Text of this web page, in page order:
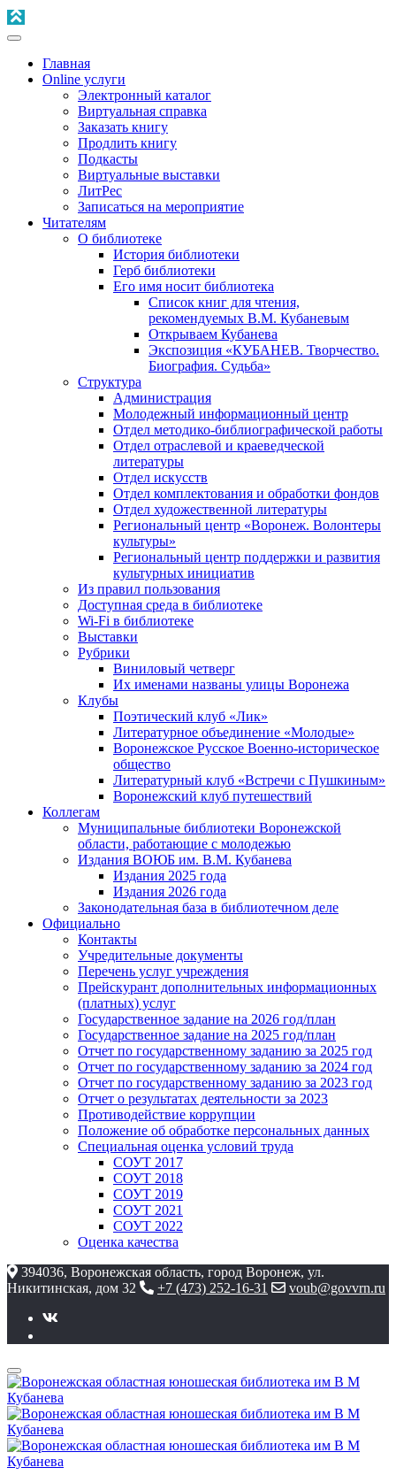
Главная
Online услуги
Электронный каталог
Виртуальная справка
Заказать книгу
Продлить книгу
Подкасты
Виртуальные выставки
ЛитРес
Записаться на мероприятие
Читателям
О библиотеке
История библиотеки
Герб библиотеки
Его имя носит библиотека
Список книг для чтения,
рекомендуемых В.М. Кубаневым
Открываем Кубанева
Экспозиция «КУБАНЕВ. Творчество.
Биография. Судьба»
Структура
Администрация
Молодежный информационный центр
Отдел методико-библиографической работы
Отдел отраслевой и краеведческой
литературы
Отдел искусств
Отдел комплектования и обработки фондов
Отдел художественной литературы
Региональный центр «Воронеж. Волонтеры
культуры»
Региональный центр поддержки и развития
культурных инициатив
Из правил пользования
Доступная среда в библиотеке
Wi-Fi в библиотеке
Выставки
Рубрики
Виниловый четверг
Их именами названы улицы Воронежа
Клубы
Поэтический клуб «Лик»
Литературное объединение «Молодые»
Воронежское Русское Военно-историческое
общество
Литературный клуб «Встречи с Пушкиным»
Воронежский клуб путешествий
Коллегам
Муниципальные библиотеки Воронежской
области, работающие с молодежью
Издания ВОЮБ им. В.М. Кубанева
Издания 2025 года
Издания 2026 года
Законодательная база в библиотечном деле
Официально
Контакты
Учредительные документы
Перечень услуг учреждения
Прейскурант дополнительных информационных
(платных) услуг
Государственное задание на 2026 год/план
Государственное задание на 2025 год/план
Отчет по государственному заданию за 2025 год
Отчет по государственному заданию за 2024 год
Отчет по государственному заданию за 2023 год
Отчет о результатах деятельности за 2023
Противодействие коррупции
Положение об обработке персональных данных
Специальная оценка условий труда
СОУТ 2017
СОУТ 2018
СОУТ 2019
СОУТ 2021
СОУТ 2022
Оценка качества
394036, Воронежская область, город Воронеж, ул.
Никитинская, дом 32
+7 (473) 252-16-31 voub@govvrn.ru